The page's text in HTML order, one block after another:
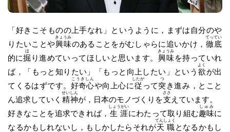
「好きこそものの上手なれ」というように，まずは自分のや
りたいことや興味
きょうみ
のあることをがむしゃらに追いかけ， 徹底
てってい
的に掘
ほ
り進めていってほしいと思います。 興味
きょうみ
を持っていれ
ば，「もっと知りたい」「もっと向上したい」という 欲
よく
が出
てくるはずです。好奇心
こうきしん
や向上心に従
したが
って突
つ
き進み，とこと
ん追求していく 精神
せいしん
が，日本のモノづくりを支
ささ
えています。
好きなことを追求できれば， 生涯
しょうがい
にわたって取り組む趣味
しゅみ
に
なるかもしれないし，もしかしたらそれが天職
てんしょく
となるかもし